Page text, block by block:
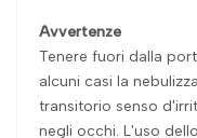
Avvertenze
Tenere fuori dalla
alcuni casi la
transitorio senso
negli occhi. L'uso